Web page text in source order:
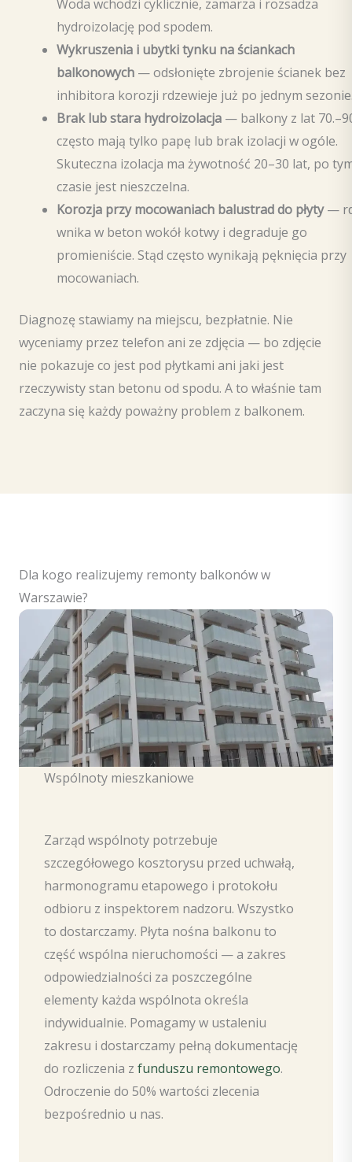
Woda wchodzi cyklicznie, zamarza i rozsadza
hydroizolację pod spodem.
Wykruszenia i ubytki tynku na ściankach
balkonowych — odsłonięte zbrojenie ścianek bez
inhibitora korozji rdzewieje już po jednym
Brak lub stara hydroizolacja — balkony z lat
często mają tylko papę lub brak izolacji w ogóle.
Skuteczna izolacja ma żywotność 20–30 lat, po
czasie jest nieszczelna.
Korozja przy mocowaniach balustrad do płyty—
wnika w beton wokół kotwy i degraduje go
promieniście. Stąd często wynikają pęknięcia przy
mocowaniach.
Diagnozę stawiamy na miejscu, bezpłatnie. Nie
wyceniamy przez telefon ani ze zdjęcia — bo zdjęcie
nie pokazuje co jest pod płytkami ani jaki jest
rzeczywisty stan betonu od spodu. A to właśnie tam
zaczyna się każdy poważny problem z balkonem.
Dla kogo realizujemy remonty balkonów w
Warszawie?
Wspólnoty mieszkaniowe
Zarząd wspólnoty potrzebuje
szczegółowego kosztorysu przed uchwałą,
harmonogramu etapowego i protokołu
odbioru z inspektorem nadzoru. Wszystko
to dostarczamy. Płyta nośna balkonu to
część wspólna nieruchomości — a zakres
odpowiedzialności za poszczególne
elementy każda wspólnota określa
indywidualnie. Pomagamy w ustaleniu
zakresu i dostarczamy pełną dokumentację
do rozliczenia z funduszu remontowego.
Odroczenie do 50% wartości zlecenia
bezpośrednio u nas.